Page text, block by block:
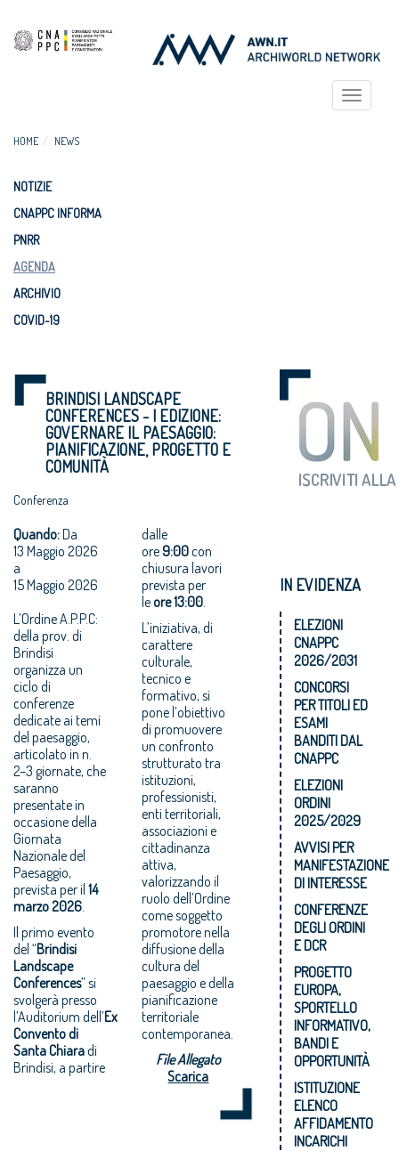
Toggle
HOME NEWS
NOTIZIE
CNAPPC INFORMA
PNRR
AGENDA
ARCHIVIO
COVID-19
BRINDISI LANDSCAPE
CONFERENCES - I EDIZIONE:
GOVERNARE IL PAESAGGIO:
PIANIFICAZIONE, PROGETTO E
COMUNITÀ
Conferenza
Quando:Da
13 Maggio 2026
a
15 Maggio 2026
L’Ordine A.P.P.C:
della prov. di
Brindisi
organizza un
ciclo di
conferenze
dedicate ai temi
del paesaggio,
articolato in n.
2–3 giornate, che
saranno
presentate in
occasione della
Giornata
Nazionale del
Paesaggio,
prevista per il 14
marzo 2026
Il primo evento
del “Brindisi
Landscape
Conferences” si
svolgerà presso
l’Auditorium dell’Ex
Convento di
Santa Chiaradi
Brindisi, a partire
dalle
ore9:00con
chiusura lavori
prevista per
leore 13:00
L’iniziativa, di
carattere
culturale,
tecnico e
formativo, si
pone l’obiettivo
di promuovere
un confronto
strutturato tra
istituzioni,
professionisti,
enti territoriali,
associazioni e
cittadinanza
attiva,
valorizzando il
ruolo dell’Ordine
come soggetto
promotore nella
diffusione della
cultura del
paesaggio e della
pianificazione
territoriale
contemporanea.
File Allegato
Scarica
IN EVIDENZA
ELEZIONI
CNAPPC
2026/2031
CONCORSI
PER TITOLI ED
ESAMI
BANDITI DAL
CNAPPC
ELEZIONI
ORDINI
2025/2029
AVVISI PER
MANIFESTAZIONE
DI INTERESSE
CONFERENZE
DEGLI ORDINI
E DCR
PROGETTO
EUROPA,
SPORTELLO
INFORMATIVO,
BANDI E
OPPORTUNITÀ
ISTITUZIONE
ELENCO
AFFIDAMENTO
INCARICHI